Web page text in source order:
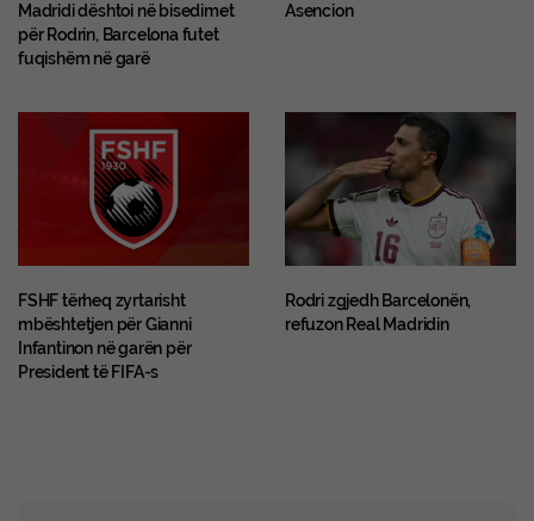
Madridi dështoi në bisedimet
për Rodrin, Barcelona futet
fuqishëm në garë
Asencion
FSHF tërheq zyrtarisht
mbështetjen për Gianni
Infantinon në garën për
President të FIFA-s
Rodri zgjedh Barcelonën,
refuzon Real Madridin